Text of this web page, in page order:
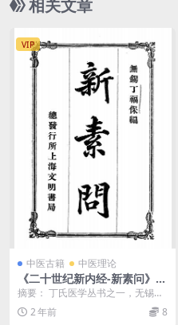
相关文章
VIP
中医古籍 中医理论
《二十世纪新内经-新素问》丁
福保编-文明书局-新素问下载
摘要： 丁氏医学丛书之一，无锡丁
福保辑，第1集新素问，说明卫生、
保健、长寿及防病...
2 年前 8